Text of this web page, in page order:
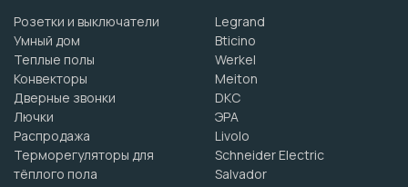
Розетки и выключатели
Умный дом
Теплые полы
Конвекторы
Дверные звонки
Лючки
Распродажа
Терморегуляторы для
тёплого пола
Legrand
Bticino
Werkel
Meiton
DKC
ЭРА
Livolo
Schneider Electric
Salvador